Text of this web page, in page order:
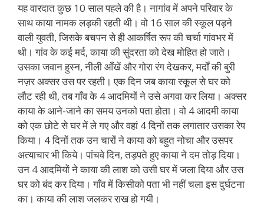
यह वारदात कुछ 10 साल पहले की है। नागांव में अपने परिवार के
साथ काया नामक लड़की रहती थी। वो 16 साल की स्कूल पड़ने
वाली युवती, जिसके बचपन से ही आकर्षित रूप की चर्चा गांवभर में
थी। गांव के कई मर्द, काया की सुंदरता को देख मोहित हो जाते।
उसका जवान हुस्न, नीली आँखें और गोरा रंग देखकर, मर्दों की बुरी
नज़र अक्सर उस पर रहती। एक दिन जब काया स्कूल से घर को
लौट रही थी, तब गाँव के 4 आदमियों ने उसे अगवा कर लिया। अक्सर
काया के आने-जाने का समय उनको पता होता। वो 4 आदमी काया
को एक छोटे से घर में ले गए और वहां 4 दिनों तक लगातार उसका रेप
किया। 4 दिनों तक उन चारों ने काया को बहुत नोचा और उसपर
अत्याचार भी किये। पांचवे दिन, तड़पते हुए काया ने दम तोड़ दिया।
उन 4 आदमियों ने काया की लाश को उसी घर में जला दिया और उस
घर को बंद कर दिया। गाँव में किसीको पता भी नहीं चला इस दुर्घटना
का। काया की लाश जलकर राख हो गयी।